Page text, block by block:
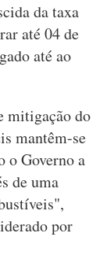
da taxa
até 04 de
até ao
mitigação do
mantêm-se
o Governo a
de uma
por